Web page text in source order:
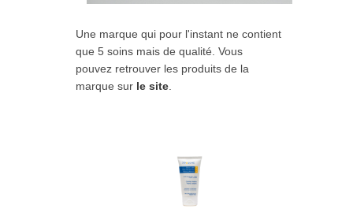
Une marque qui pour l'instant ne contient
que 5 soins mais de qualité. Vous
pouvez retrouver les produits de la
marque sur le site